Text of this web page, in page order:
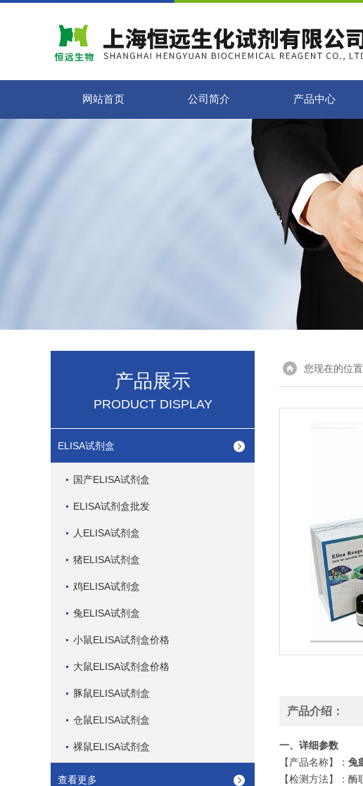
网站首页 公司简介 产品中心
产品展示
PRODUCT DISPLAY
ELISA试剂盒
国产ELISA试剂盒
ELISA试剂盒批发
人ELISA试剂盒
猪ELISA试剂盒
鸡ELISA试剂盒
兔ELISA试剂盒
小鼠ELISA试剂盒价格
大鼠ELISA试剂盒价格
豚鼠ELISA试剂盒
仓鼠ELISA试剂盒
裸鼠ELISA试剂盒
查看更多
您现在的位置
产品介绍：
一、详细参数
【产品名称】： 兔
【检测方法】：酶